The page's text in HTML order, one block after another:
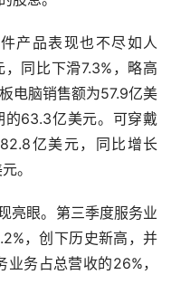
产品表现也不尽如人
同比下滑7.3%，略高
电脑销售额为57.9亿美
的63.3亿美元。可穿戴
亿美元，同比增长
。
亮眼。第三季度服务业
，创下历史新高，并
务占总营收的26%，